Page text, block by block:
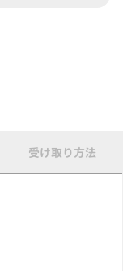
受け取り方法